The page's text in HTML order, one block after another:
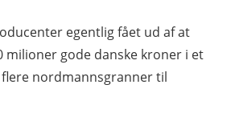
egentlig fået ud af at
milioner gode danske kroner i et
nordmannsgranner til